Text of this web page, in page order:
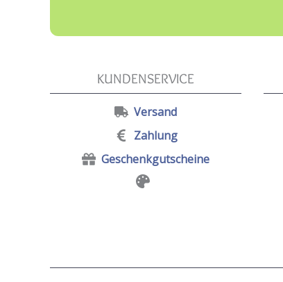
KUNDENSERVICE
Versand
Zahlung
Geschenkgutscheine